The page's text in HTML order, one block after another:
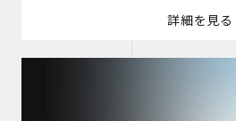
詳細を見る